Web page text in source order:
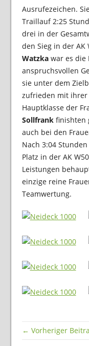
Ausrufezeichen.
Traillauf 2:25
drei in der
den Sieg in der
Watzkawar es die
anspruchsvollen
sie unter dem
zufrieden mit ihrer
Hauptklasse der
Sollfrankfinishten
auch bei den
Nach 3:04
Platz in der AK
Leistungen
einzige reine
Teamwertung.
← Vorheriger